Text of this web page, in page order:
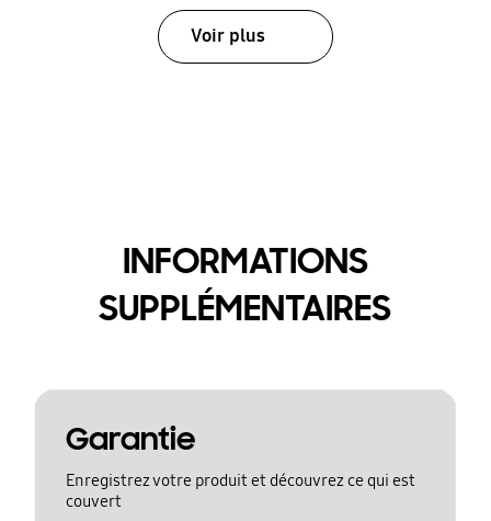
Voir plus
INFORMATIONS
SUPPLÉMENTAIRES
Garantie
Enregistrez votre produit et découvrez ce qui est
couvert